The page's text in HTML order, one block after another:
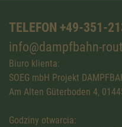
TELEFON +49-351-
info@dampfbahn-
Biuro klienta:
SOEG mbH Projekt
Am Alten Güterboden 4,
Godziny otwarcia: